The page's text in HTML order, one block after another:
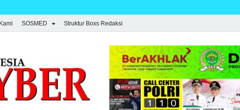
SOSMED Struktur Boxs Redaksi